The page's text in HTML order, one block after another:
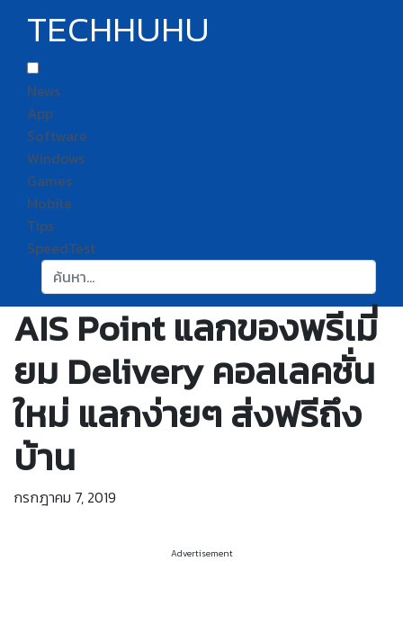
TECHHUHU
News
App
Software
Windows
Games
Mobile
Tips
SpeedTest
ค้นหา:
AIS Point แลกของพรีเมี่
ยม Delivery คอลเลคชั่น
ใหม่ แลกง่ายๆ ส่งฟรีถึง
บ้าน
กรกฎาคม 7, 2019
Advertisement